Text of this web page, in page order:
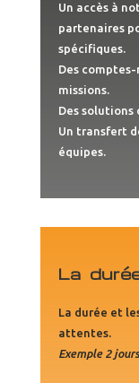
Un accès à
partenaires
spécifiques.
Des comptes-
missions.
Des
Un transfert
équipes.
La
La durée et
attentes.
Exemple 2